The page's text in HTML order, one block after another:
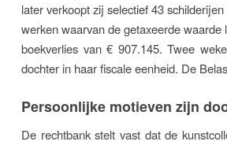
later verkoopt zij selectief 43
werken waarvan de getaxeerde
boekverlies van € 907.145. Twee
dochter in haar fiscale eenheid. De
Persoonlijke motieven zijn
De rechtbank stelt vast dat de